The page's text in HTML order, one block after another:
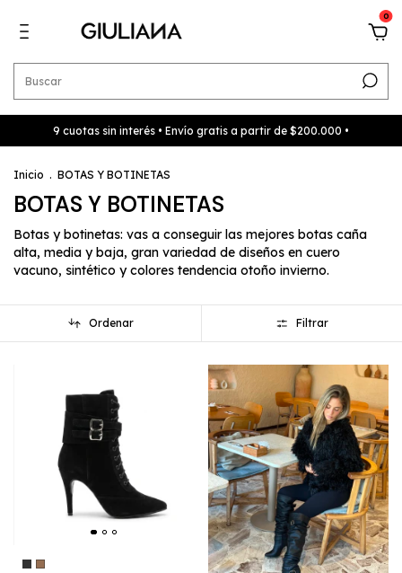
0
9 cuotas sin interés • Envío gratis a partir de $200.000 •
Inicio . BOTAS Y BOTINETAS
BOTAS Y BOTINETAS
Botas y botinetas: vas a conseguir las mejores botas caña
alta, media y baja, gran variedad de diseños en cuero
vacuno, sintético y colores tendencia otoño invierno.
Ordenar Filtrar